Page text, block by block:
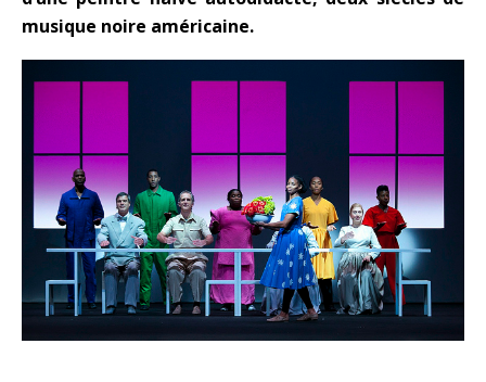
musique noire américaine.